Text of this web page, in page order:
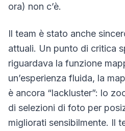
ora) non c’è.
Il team è stato anche
attuali. Un punto di critica
riguardava la funzione
un’esperienza fluida, la
è ancora “lackluster”: lo
di selezioni di foto per
migliorati sensibilmente. Il